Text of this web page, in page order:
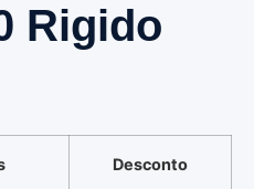
Rigido
Desconto